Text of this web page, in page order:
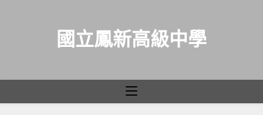
國立鳳新高級中學